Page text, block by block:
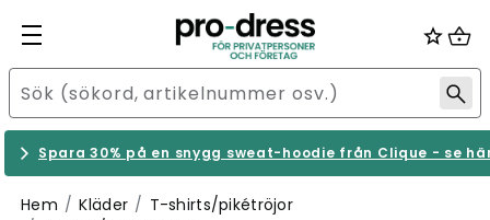
Spara 30% på en snygg sweat-hoodie från Clique - se
Hem Kläder
T-shirts/pikétröjor